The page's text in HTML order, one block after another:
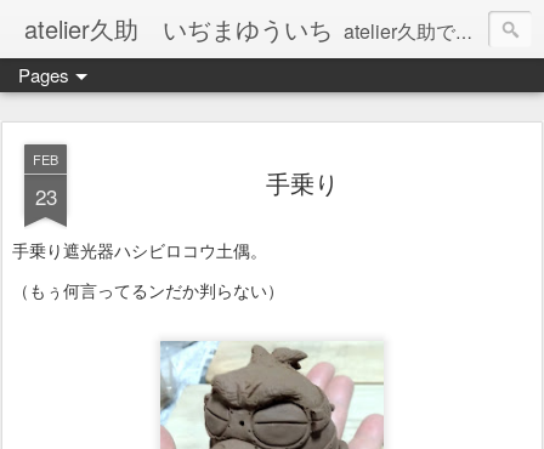
atelier久助 いぢまゆういち atelier久助では土と火から暖かなモノたちを生み出しています。 ご覧になられた方が和んで頂ければ幸いです。
Pages
FEB
23 手乗り
手乗り遮光器ハシビロコウ土偶。
（もぅ何言ってるンだか判らない）